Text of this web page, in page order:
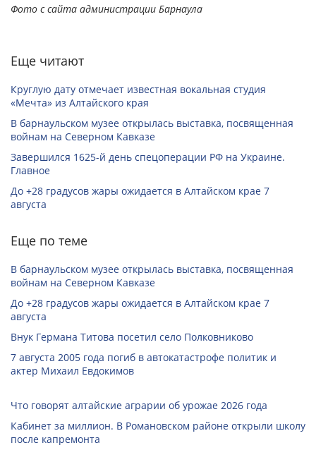
Фото с сайта администрации Барнаула
Еще читают
Круглую дату отмечает известная вокальная студия
«Мечта» из Алтайского края
В барнаульском музее открылась выставка, посвященная
войнам на Северном Кавказе
Завершился 1625-й день спецоперации РФ на Украине.
Главное
До +28 градусов жары ожидается в Алтайском крае 7
августа
Еще по теме
В барнаульском музее открылась выставка, посвященная
войнам на Северном Кавказе
До +28 градусов жары ожидается в Алтайском крае 7
августа
Внук Германа Титова посетил село Полковниково
7 августа 2005 года погиб в автокатастрофе политик и
актер Михаил Евдокимов
Что говорят алтайские аграрии об урожае 2026 года
Кабинет за миллион. В Романовском районе открыли школу
после капремонта